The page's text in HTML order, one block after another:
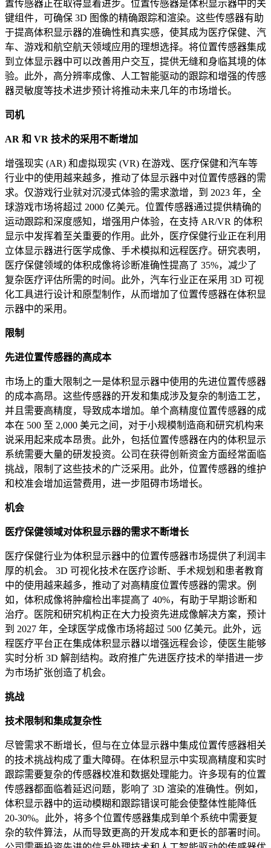
置传感器正在取得显着进步。位置传感器是体积显示器中的关
键组件，可确保 3D 图像的精确跟踪和渲染。这些传感器有助
于提高体积显示器的准确性和真实感，使其成为医疗保健、汽
车、游戏和航空航天领域应用的理想选择。将位置传感器集成
到立体显示器中可以改善用户交互，提供无缝和身临其境的体
验。此外，高分辨率成像、人工智能驱动的跟踪和增强的传感
器灵敏度等技术进步预计将推动未来几年的市场增长。
司机
AR 和 VR 技术的采用不断增加
增强现实 (AR) 和虚拟现实 (VR) 在游戏、医疗保健和汽车等
行业中的使用越来越多，推动了体显示器中对位置传感器的需
求。仅游戏行业就对沉浸式体验的需求激增，到 2023 年，全
球游戏市场将超过 2000 亿美元。位置传感器通过提供精确的
运动跟踪和深度感知，增强用户体验，在支持 AR/VR 的体积
显示中发挥着至关重要的作用。此外，医疗保健行业正在利用
立体显示器进行医学成像、手术模拟和远程医疗。研究表明，
医疗保健领域的体积成像将诊断准确性提高了 35%，减少了
复杂医疗评估所需的时间。此外，汽车行业正在采用 3D 可视
化工具进行设计和原型制作，从而增加了位置传感器在体积显
示器中的采用。
限制
先进位置传感器的高成本
市场上的重大限制之一是体积显示器中使用的先进位置传感器
的成本高昂。这些传感器的开发和集成涉及复杂的制造工艺，
并且需要高精度，导致成本增加。单个高精度位置传感器的成
本在 500 至 2,000 美元之间，对于小规模制造商和研究机构来
说采用起来成本昂贵。此外，包括位置传感器在内的体积显示
系统需要大量的研发投资。公司在获得创新资金方面经常面临
挑战，限制了这些技术的广泛采用。此外，位置传感器的维护
和校准会增加运营费用，进一步阻碍市场增长。
机会
医疗保健领域对体积显示器的需求不断增长
医疗保健行业为体积显示器中的位置传感器市场提供了利润丰
厚的机会。 3D 可视化技术在医疗诊断、手术规划和患者教育
中的使用越来越多，推动了对高精度位置传感器的需求。例
如，体积成像将肿瘤检出率提高了 40%，有助于早期诊断和
治疗。医院和研究机构正在大力投资先进成像解决方案，预计
到 2027 年，全球医学成像市场将超过 500 亿美元。此外，远
程医疗平台正在集成体积显示器以增强远程会诊，使医生能够
实时分析 3D 解剖结构。政府推广先进医疗技术的举措进一步
为市场扩张创造了机会。
挑战
技术限制和集成复杂性
尽管需求不断增长，但与在立体显示器中集成位置传感器相关
的技术挑战构成了重大障碍。在体积显示中实现高精度和实时
跟踪需要复杂的传感器校准和数据处理能力。许多现有的位置
传感器都面临着延迟问题，影响了 3D 渲染的准确性。例如，
体积显示器中的运动模糊和跟踪错误可能会使整体性能降低
20-30%。此外，将多个位置传感器集成到单个系统中需要复
杂的软件算法，从而导致更高的开发成本和更长的部署时间。